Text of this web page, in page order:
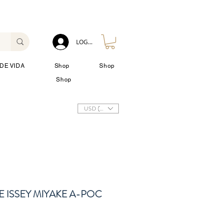
VIDA Shop
Shop
Shop
LOG IN
USD ($)
ISSEY MIYAKE A-POC